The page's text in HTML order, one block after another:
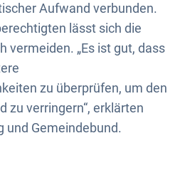
Aufwand verbunden.
lässt sich die
vermeiden. „Es ist gut, dass
zu überprüfen, um den
zu verringern“, erklärten
und Gemeindebund.